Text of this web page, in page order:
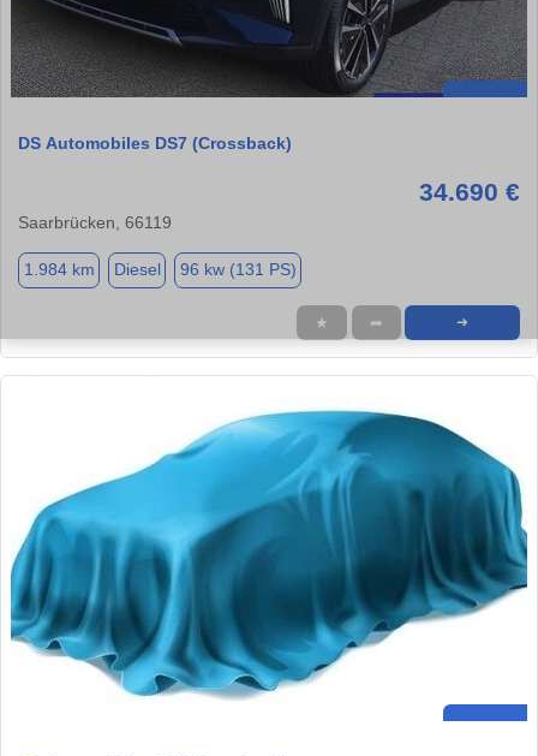
DS Automobiles DS7 (Crossback)
34.690 €
Saarbrücken, 66119
1.984 km Diesel 96 kw (131 PS)
★ ➦ ➜